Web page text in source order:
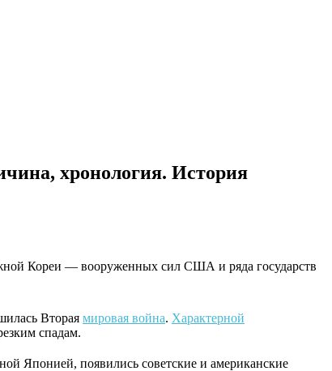
хронология. История
Кореи — вооруженных сил США и ряда государств
Вторая мировая война. Характерной
спадам.
Японией, появились советские и американские